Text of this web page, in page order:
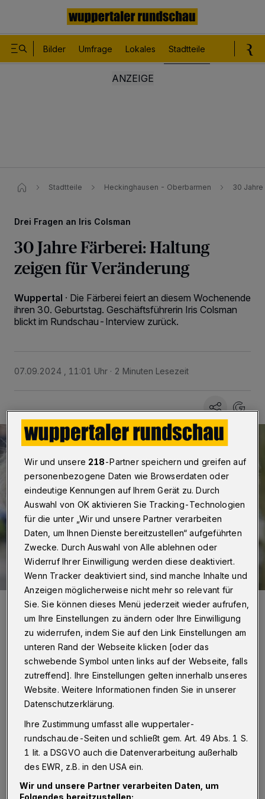
Bilder Umfrage Lokales Stadtteile
Stadtteile Heckinghausen - Oberbarmen 30
Drei Fragen an Iris Colsman
30 Jahre Färberei: Haltung
zeigen für Veränderung
Wuppertal · Die Färberei feiert an diesem Wochenende
ihren 30. Geburtstag. Geschäftsführerin Iris Colsman
blickt im Rundschau-Interview zurück.
07.09.2024 , 11:01 Uhr 2 Minuten Lesezeit
Iris Colsman.
Foto: Uwe Schinkel
R undschau: In 30 Jahren passiert eine Menge.
Was war die wichtigste Errungenschaft der
Färberei?
Colsmann: „Es stimmt – da passiert eine
dass vor 30 Jahren kein Theater, kein
Wir und unsere 218-Partner speichern und greifen auf
personenbezogene Daten wie Browserdaten oder
eindeutige Kennungen auf Ihrem Gerät zu. Durch
Auswahl von OK aktivieren Sie Tracking-Technologien
für die unter „Wir und unsere Partner verarbeiten
Daten, um Ihnen Dienste bereitzustellen“ aufgeführten
Zwecke. Durch Auswahl von Alle ablehnen oder
Widerruf Ihrer Einwilligung werden diese deaktiviert.
Wenn Tracker deaktiviert sind, sind manche Inhalte und
Anzeigen möglicherweise nicht mehr so relevant für
Sie. Sie können dieses Menü jederzeit wieder aufrufen,
um Ihre Einstellungen zu ändern oder Ihre Einwilligung
zu widerrufen, indem Sie auf den Link Einstellungen am
unteren Rand der Webseite klicken [oder das
schwebende Symbol unten links auf der Webseite, falls
zutreffend]. Ihre Einstellungen gelten innerhalb unseres
Website. Weitere Informationen finden Sie in unserer
Datenschutzerklärung.
Ihre Zustimmung umfasst alle wuppertaler-
rundschau.de-Seiten und schließt gem. Art. 49 Abs. 1 S.
1 lit. a DSGVO auch die Datenverarbeitung außerhalb
des EWR, z.B. in den USA ein.
Wir und unsere Partner verarbeiten Daten, um
Folgendes bereitzustellen: